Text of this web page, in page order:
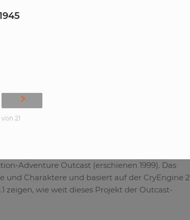
von 21
Adventure Outcast (erschienen 1999). Das
und Charaktere und basiert auf der CryEngine 2
zeigen, wie weit dieses Projekt der Outcast-